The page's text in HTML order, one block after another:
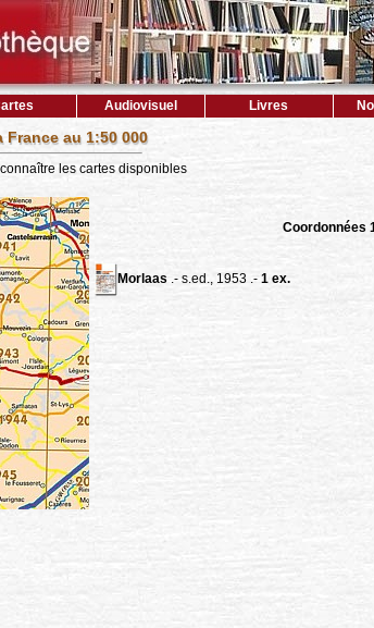
Audiovisuel Livres
au 1:50 000
les cartes disponibles
Coordonnées
Morlaas.- s.ed., 1953 .- 1 ex.